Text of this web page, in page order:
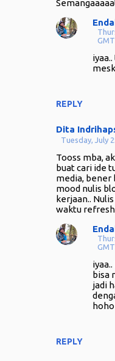
REPLY
Dita
Tuesday, July
Tooss mba,
buat cari ide
media, bener
mood nulis
kerjaan..
waktu
REPLY
bisa
jadi